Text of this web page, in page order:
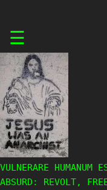
content
☰
VULNERARE HUMANUM
ABSURD: REVOLT,